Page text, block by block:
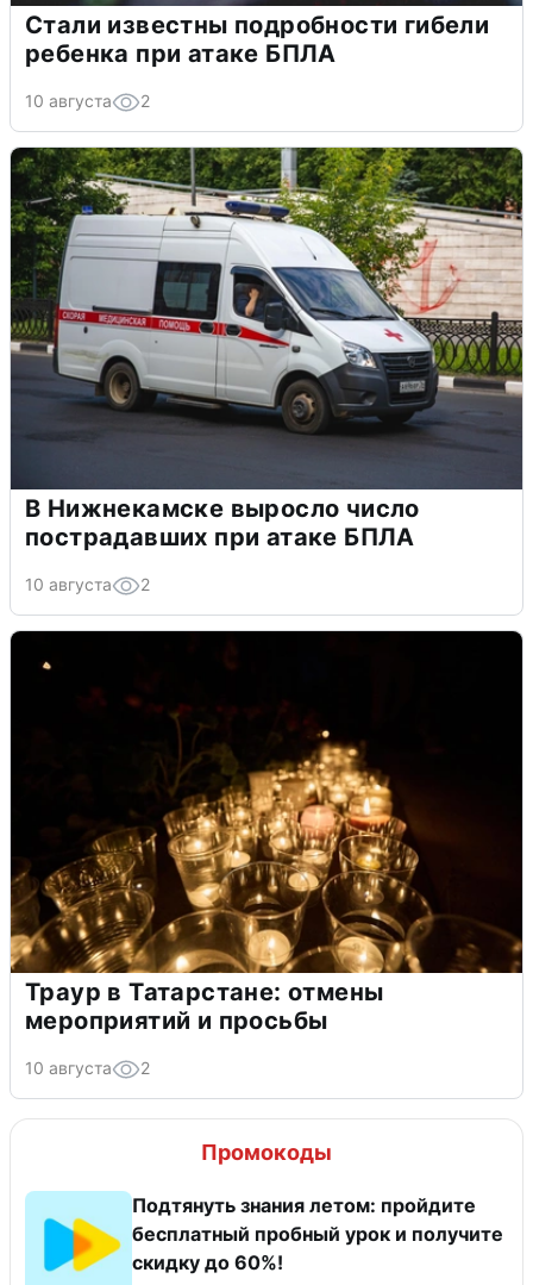
Стали известны подробности гибели
ребенка при атаке БПЛА
10 августа 2
В Нижнекамске выросло число
пострадавших при атаке БПЛА
10 августа 2
Траур в Татарстане: отмены
мероприятий и просьбы
10 августа 2
Промокоды
Подтянуть знания летом: пройдите
бесплатный пробный урок и получите
скидку до 60%!